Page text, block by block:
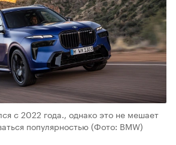
с 2022 года., однако это не мешает
популярностью(Фото: BMW)